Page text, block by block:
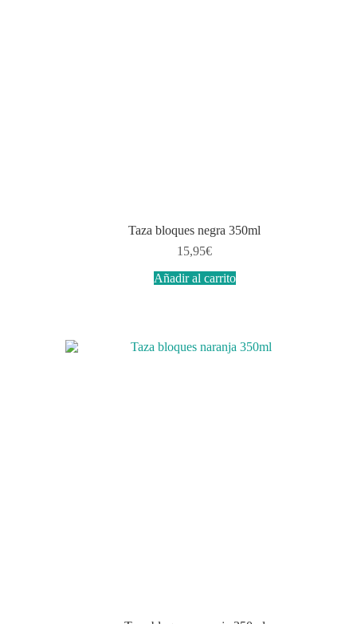
Taza bloques negra 350ml
15,95€
Añadir al carrito